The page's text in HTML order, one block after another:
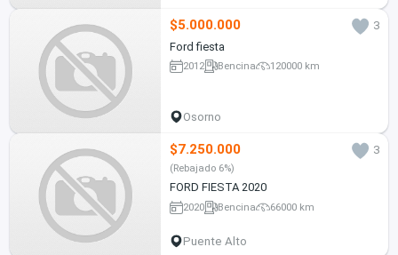
$5.000.000
3
Ford fiesta
2012 Bencina 120000 km
Osorno
$7.250.000 3
(Rebajado 6%)
FORD FIESTA 2020
2020 Bencina 66000 km
Puente Alto